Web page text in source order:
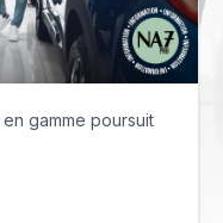
gamme poursuit